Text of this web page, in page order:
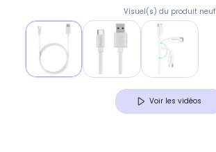
Visuel(s) du produit neuf
Voir les vidéos